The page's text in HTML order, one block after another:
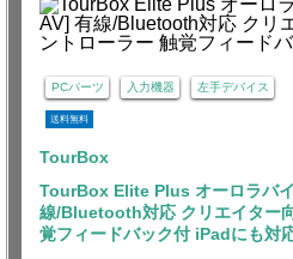
PCパーツ 入力機器 左手デバイス
送料無料
TourBox
TourBox Elite Plus オーロラバ
線/Bluetooth対応 クリエイター
覚フィードバック付 iPadにも対